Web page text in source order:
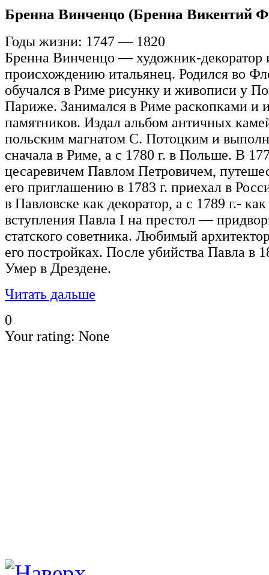
Бренна Винченцо (Бренна Викентий
Годы жизни: 1747 — 1820
Бренна Винченцо — художник-декоратор
происхождению итальянец. Родился во
обучался в Риме рисунку и живописи у
Париже. Занимался в Риме раскопками и
памятников. Издал альбом античных
польским магнатом С. Потоцким и
сначала в Риме, а с 1780 г. в Польше. В
цесаревичем Павлом Петровичем,
его приглашению в 1783 г. приехал в
в Павловске как декоратор, а с 1789 г.-
вступления Павла I на престол —
статского советника. Любимый
его постройках. После убийства Павла в
Умер в Дрездене.
Читать дальше
0
Your rating: None